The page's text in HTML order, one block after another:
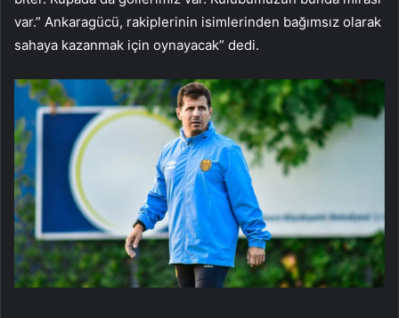
var.” Ankaragücü, rakiplerinin isimlerinden bağımsız olarak
sahaya kazanmak için oynayacak” dedi.